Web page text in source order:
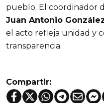
pueblo. El coordinador
Juan Antonio
el acto refleja unidad y
transparencia.
Compartir: